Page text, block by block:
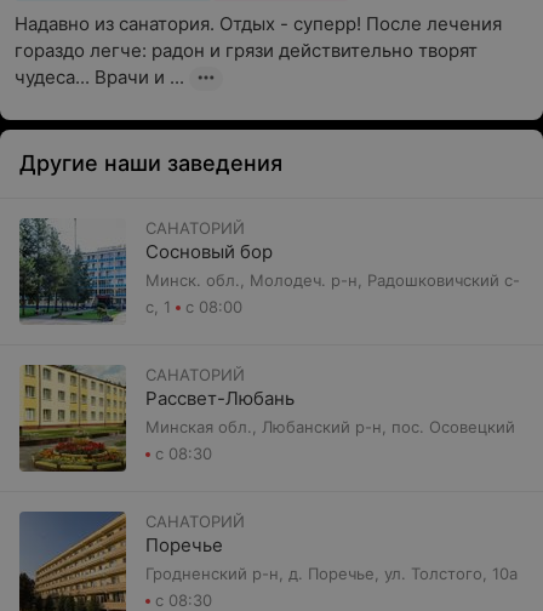
Надавно из санатория. Отдых - суперр! После лечения
гораздо легче: радон и грязи действительно творят
чудеса... Врачи и ...
Другие наши заведения
САНАТОРИЙ
Сосновый бор
Минск. обл., Молодеч. р-н, Радошковичский c-
с, 1
с 08:00
САНАТОРИЙ
Рассвет-Любань
Минская обл., Любанский р-н, пос. Осовецкий
с 08:30
САНАТОРИЙ
Поречье
Гродненский р-н, д. Поречье, ул. Толстого, 10а
с 08:30